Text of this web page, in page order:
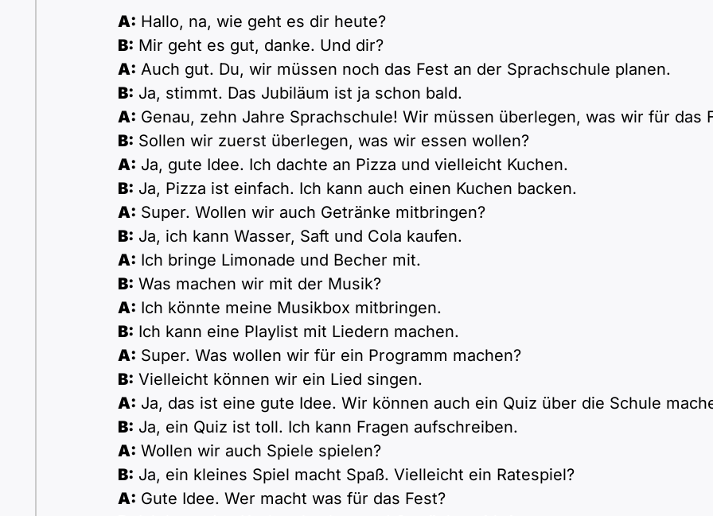
A: Hallo, na, wie geht es dir heute?
B: Mir geht es gut, danke. Und dir?
A: Auch gut. Du, wir müssen noch das Fest an der Sprachschule planen.
B: Ja, stimmt. Das Jubiläum ist ja schon bald.
A: Genau, zehn Jahre Sprachschule! Wir müssen überlegen, was wir für das
B: Sollen wir zuerst überlegen, was wir essen wollen?
A: Ja, gute Idee. Ich dachte an Pizza und vielleicht Kuchen.
B: Ja, Pizza ist einfach. Ich kann auch einen Kuchen backen.
A: Super. Wollen wir auch Getränke mitbringen?
B: Ja, ich kann Wasser, Saft und Cola kaufen.
A: Ich bringe Limonade und Becher mit.
B: Was machen wir mit der Musik?
A: Ich könnte meine Musikbox mitbringen.
B: Ich kann eine Playlist mit Liedern machen.
A: Super. Was wollen wir für ein Programm machen?
B: Vielleicht können wir ein Lied singen.
A: Ja, das ist eine gute Idee. Wir können auch ein Quiz über die Schule
B: Ja, ein Quiz ist toll. Ich kann Fragen aufschreiben.
A: Wollen wir auch Spiele spielen?
B: Ja, ein kleines Spiel macht Spaß. Vielleicht ein Ratespiel?
A: Gute Idee. Wer macht was für das Fest?